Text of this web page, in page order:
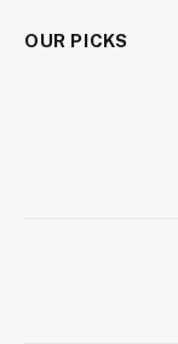
OUR PICKS